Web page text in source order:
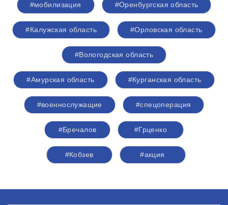
#мобилизация #Оренбургская область
#Калужская область #Орловская область
#Вологодская область
#Амурская область #Курганская область
#военнослужащие #спецоперация
#Бречалов #Грценко
#Кобзев #акция